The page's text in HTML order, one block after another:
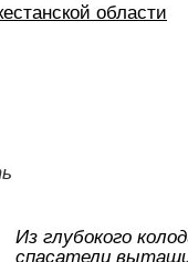
области
Из глубокого
спасатели